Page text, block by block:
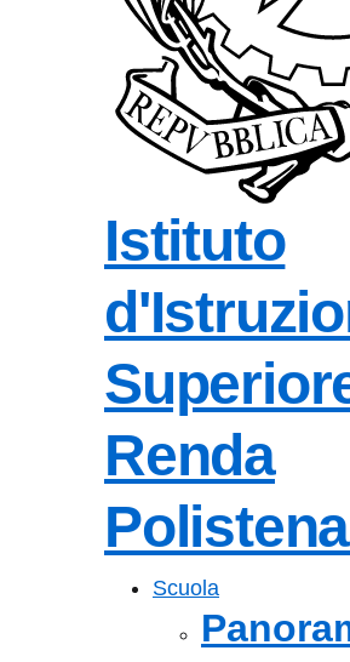
Istituto
Renda
— Visita
Scuola